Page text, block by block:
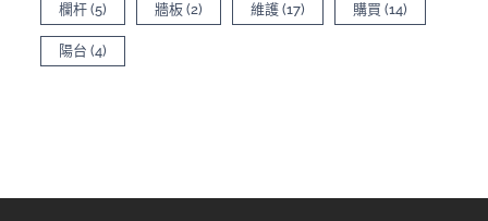
欄杆 (5) 牆板 (2) 維護 (17) 購買 (14)
陽台 (4)